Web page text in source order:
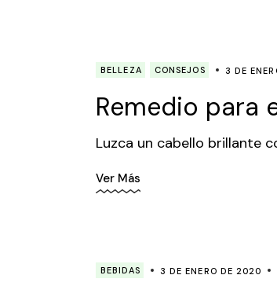
BELLEZA CONSEJOS 3 DE
Remedio para
Luzca un cabello brillante
Ver Más
BEBIDAS 3 DE ENERO DE 2020